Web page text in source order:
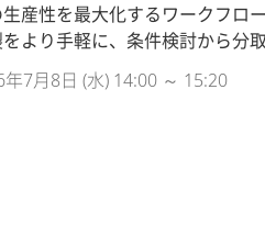
産性を最大化するワークフロ
より手軽に、条件検討から分
ーチ～
7月8日 (水) 14:00 ～ 15:20